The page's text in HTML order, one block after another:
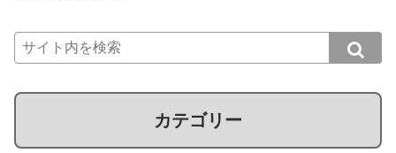
カテゴリー